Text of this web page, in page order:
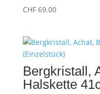
CHF69.00
Bergkristall,
Halskette